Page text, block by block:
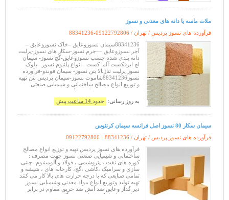
ملات ماسه یا دانه های معدنی و نسوز
فرآورده های نسوز پردیس / تهران / 88341236-09122792806
88341236سیمان نسوزوعایق –خاک نسوزوعایق –
آجر نسوزوعایق ––جرم نسوز-سکار های نسوز-پرلیت
دانه بندی شده چسب نسوزوعایق-گچ نسوز- سیمان
اچ ایرفکست آلما کست –انواع پلنیوم نسوز –بلوک
نسوز پرلیت تناژبالا بتن نسوز- سیمان فوندو-فرآورده
نسوز88341236شاموت نسوز-سیمان پردیس بتن تهیه
و توزیع انواع مصالح ساختمانی و شیمیایی صنعتی
نسوز جهت مصرف : کوره های نفت ، پتروشیمی ،
فولاد و الومینیوم چینی و سرامیک ، کاشی گچ ،
به روز رسانی: حدود 14 ساعت پیش
سیمان سکار 80 نسوز اصل فرانسه سیمان کرنئوس
فرآورده های نسوز پردیس / تهران / 09122792806 - 88341236
فرآورده های نسوز پردیس تهیه و توزیع انواع مصالح
ساختمانی و شیمیایی صنعتی نسوز جهت مصرف :
کوره های نفت ، پتروشیمی ، فولاد و آلومینیوم -چینی
سازی و سرامیک ،کاشی ،گچ، کارخانه های ، شیشه و
تمامی صنایعی که با درجه حرارت های بالا کار می کنند
تهیه تولید وتوزیع انواع مواد معدنی وشیمیایی نسوز
دیر گداز وعایق ضد آتش ضد حریق مقاوم در برابر
شعله ودما شامل :سیمان نسوز گچ نسوز چسب نسوز